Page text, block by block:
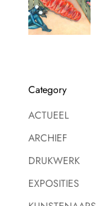
Category
ACTUEEL
ARCHIEF
DRUKWERK
EXPOSITIES